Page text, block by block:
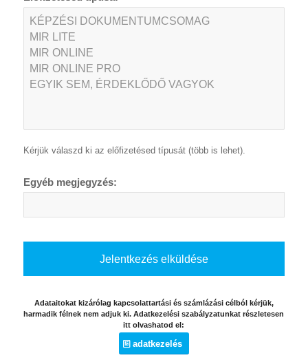
Kérjük válaszd ki az előfizetésed típusát (több is lehet).
Egyéb megjegyzés:
Adataitokat kizárólag kapcsolattartási és számlázási célból kérjük,
harmadik félnek nem adjuk ki. Adatkezelési szabályzatunkat részletesen
itt olvashatod el:
adatkezelés